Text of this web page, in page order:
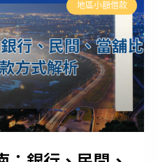
地區小額借款